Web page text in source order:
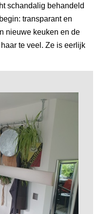
schandalig behandeld
transparant en
nieuwe keuken en de
te veel. Ze is eerlijk